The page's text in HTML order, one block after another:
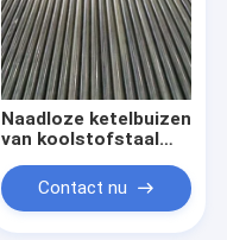
Naadloze ketelbuizen
van koolstofstaal
van legeringstaal
met vinnen
Contact nu